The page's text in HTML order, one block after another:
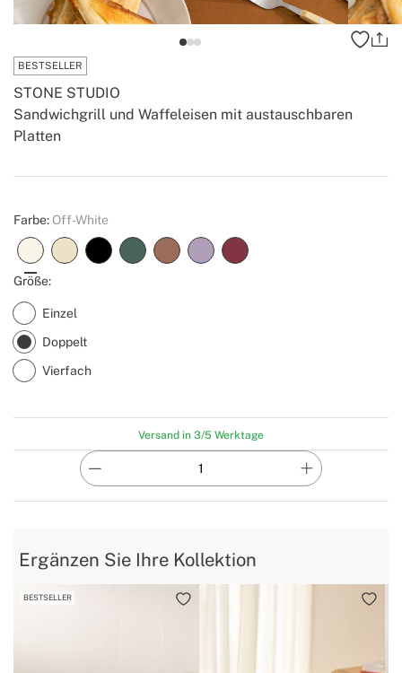
BESTSELLER
Sandwichgrill und Waffeleisen mit austauschbaren
Platten
STONE STUDIO
Create
Farbe: Off-White
Größe:
Einzel
Doppelt
Vierfach
Versand in 3/5 Werktage
Ergänzen Sie Ihre Kollektion
BESTSELLER